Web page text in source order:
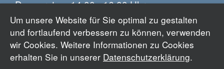
Um unsere Website für Sie optimal zu gestalten
und fortlaufend verbessern zu können, verwenden
wir Cookies. Weitere Informationen zu Cookies
erhalten Sie in unserer Datenschutzerklärung.
Donnerstag: 14:00 - 16:00 Uhr
Impressum
Datenschutz